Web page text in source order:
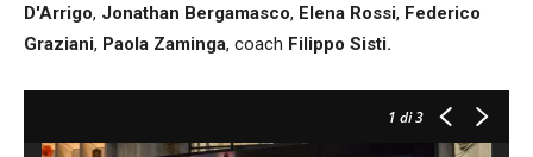
D'Arrigo, Jonathan Bergamasco, Elena Rossi, Federico
Graziani, Paola Zaminga, coach Filippo Sisti.
1 di 3